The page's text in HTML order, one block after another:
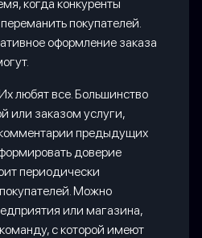
когда конкуренты
покупателей.
оформление заказа
любят все. Большинство
или заказом услуги,
предыдущих
доверие
периодически
Можно
или магазина,
с которой имеют